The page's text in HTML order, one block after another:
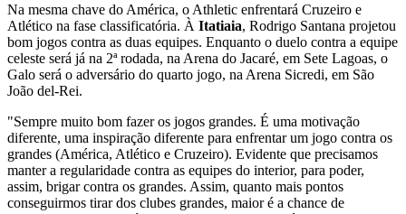
Na mesma chave do América, o Athletic enfrentará Cruzeiro e
Atlético na fase classificatória. À Itatiaia, Rodrigo Santana projetou
bom jogos contra as duas equipes. Enquanto o duelo contra a equipe
celeste será já na 2ª rodada, na Arena do Jacaré, em Sete Lagoas, o
Galo será o adversário do quarto jogo, na Arena Sicredi, em São
João del-Rei.
"Sempre muito bom fazer os jogos grandes. É uma motivação
diferente, uma inspiração diferente para enfrentar um jogo contra os
grandes (América, Atlético e Cruzeiro). Evidente que precisamos
manter a regularidade contra as equipes do interior, para poder,
assim, brigar contra os grandes. Assim, quanto mais pontos
conseguirmos tirar dos clubes grandes, maior é a chance de